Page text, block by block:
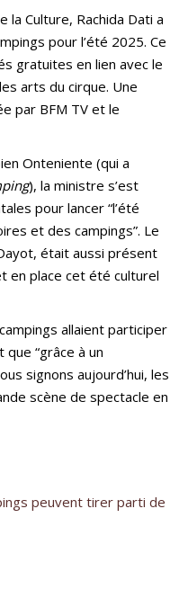
la Culture, Rachida Dati a
pour l’été 2025. Ce
gratuites en lien avec le
arts du cirque. Une
par BFM TV et le
Onteniente (qui a
), la ministre s’est
pour lancer “l’été
et des campings”. Le
était aussi présent
en place cet été culturel
allaient participer
“grâce à un
signons aujourd’hui, les
scène de spectacle en
peuvent tirer parti de